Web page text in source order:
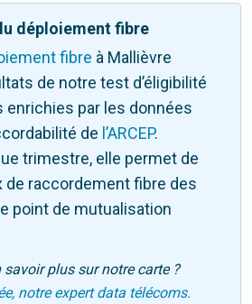
déploiement fibre
fibre à Mallièvre
de notre test d’éligibilité
enrichies par les données
de l’ARCEP.
trimestre, elle permet de
de raccordement fibre des
point de mutualisation
savoir plus sur notre carte ?
notre expert data télécoms.